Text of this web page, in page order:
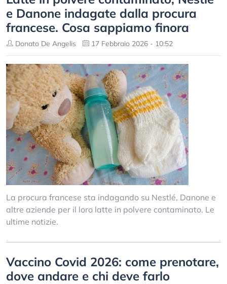
e Danone indagate dalla procura
francese. Cosa sappiamo finora
Donato De Angelis 17 Febbraio 2026 - 10:52
La procura francese sta indagando su Nestlé, Danone e
altre aziende per il loro latte in polvere contaminato. Le
ultime notizie.
Vaccino Covid 2026: come prenotare,
dove andare e chi deve farlo